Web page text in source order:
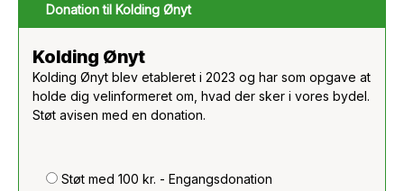
Donation til Kolding Ønyt
Kolding Ønyt
Kolding Ønyt blev etableret i 2023 og har som opgave at
holde dig velinformeret om, hvad der sker i vores bydel.
Støt avisen med en donation.
Støt med 100 kr. - Engangsdonation